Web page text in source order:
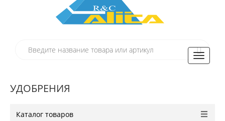
Toggle
УДОБРЕНИЯ
Каталог товаров